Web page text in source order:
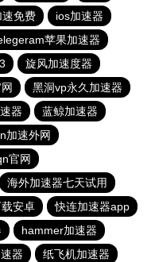
免费
ios加速器
苹果加速器
旋风加速度器
黑洞vp永久加速器
器
蓝鲸加速器
加速外网
官网
海外加速器七天试用
安卓
快连加速器app
hammer加速器
器
纸飞机加速器